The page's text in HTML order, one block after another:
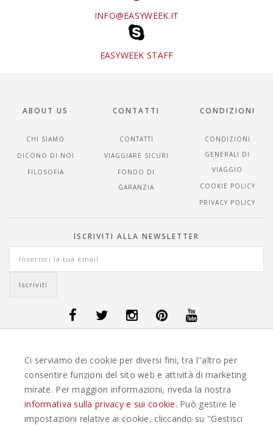
INFO@EASYWEEK.IT
EASYWEEK STAFF
ABOUT US
CHI SIAMO
DICONO DI NOI
FILOSOFIA
CONTATTI
CONTATTI
VIAGGIARE SICURI
FONDO DI
GARANZIA
CONDIZIONI
CONDIZIONI
GENERALI DI
VIAGGIO
COOKIE POLICY
PRIVACY POLICY
ISCRIVITI ALLA NEWSLETTER
VIAGGI GUATEMALA -OFFERTE VIAGGI ISLANDA -OFFERTE VIAGGI
OFFERTE VIAGGI MAURITIUS OFFERTE VIAGGI MESSICO
OFFERTE VIAGGI NORVEGIA- OFFERTE VIAGGI PORTOGALLO-
OFFERTE VIAGGI SEYCHELLES-OFFERTE VIAGGI SPAGNA-OFFERTE
EASYWEEKS TOUR OPERATOR © 2026 COPYRIGHT EASYWEEK. TUTTI I DIRITTI
Ci serviamo dei cookie per diversi fini, tra l''altro per
consentire funzioni del sito web e attività di marketing
mirate. Per maggiori informazioni, riveda la nostra
informativa sulla privacy e sui cookie. Può gestire le
impostazioni relative ai cookie, cliccando su ''Gestisci